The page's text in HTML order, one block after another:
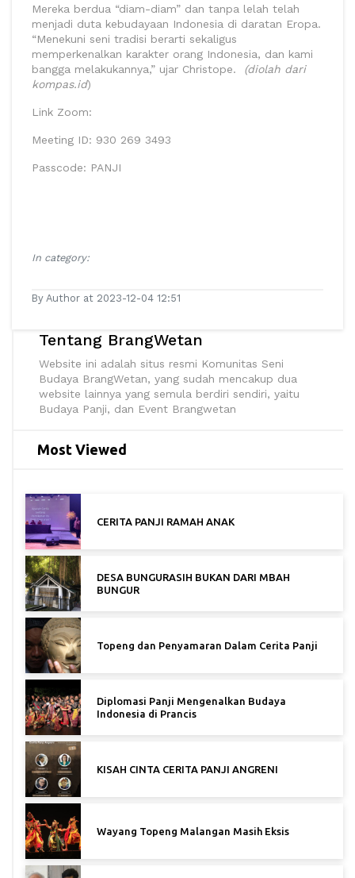
Mereka berdua “diam-diam” dan tanpa lelah telah
menjadi duta kebudayaan Indonesia di daratan Eropa.
“Menekuni seni tradisi berarti sekaligus
memperkenalkan karakter orang Indonesia, dan kami
bangga melakukannya,” ujar Christope. (diolah dari
kompas.id)
Link Zoom:
Meeting ID: 930 269 3493
Passcode: PANJI
In category:
By Author at 2023-12-04 12:51
Tentang BrangWetan
Website ini adalah situs resmi Komunitas Seni
Budaya BrangWetan, yang sudah mencakup dua
website lainnya yang semula berdiri sendiri, yaitu
Budaya Panji, dan Event Brangwetan
Most Viewed
CERITA PANJI RAMAH ANAK
DESA BUNGURASIH BUKAN DARI MBAH
BUNGUR
Topeng dan Penyamaran Dalam Cerita Panji
Diplomasi Panji Mengenalkan Budaya
Indonesia di Prancis
KISAH CINTA CERITA PANJI ANGRENI
Wayang Topeng Malangan Masih Eksis